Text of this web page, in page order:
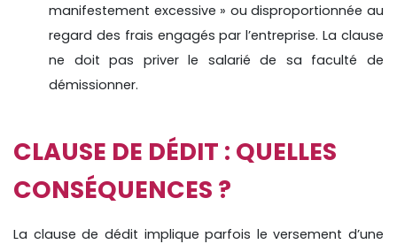
manifestement excessive » ou disproportionnée au
regard des frais engagés par l’entreprise. La clause
ne doit pas priver le salarié de sa faculté de
démissionner.
CLAUSE DE DÉDIT : QUELLES
CONSÉQUENCES ?
La clause de dédit implique parfois le versement d’une